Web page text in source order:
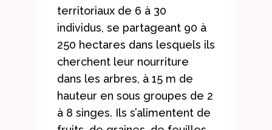
territoriaux de 6 à 30
individus, se partageant 90 à
250 hectares dans lesquels ils
cherchent leur nourriture
dans les arbres, à 15 m de
hauteur en sous groupes de 2
à 8 singes. Ils s’alimentent de